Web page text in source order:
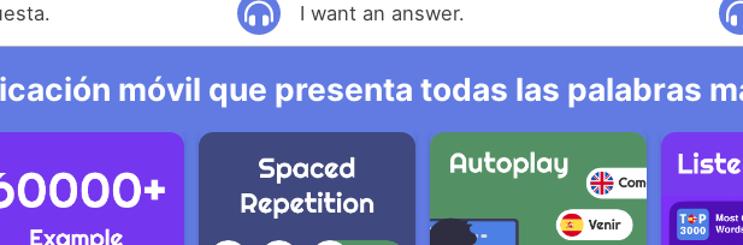
I want an answer.
móvil que presenta todas las palabras